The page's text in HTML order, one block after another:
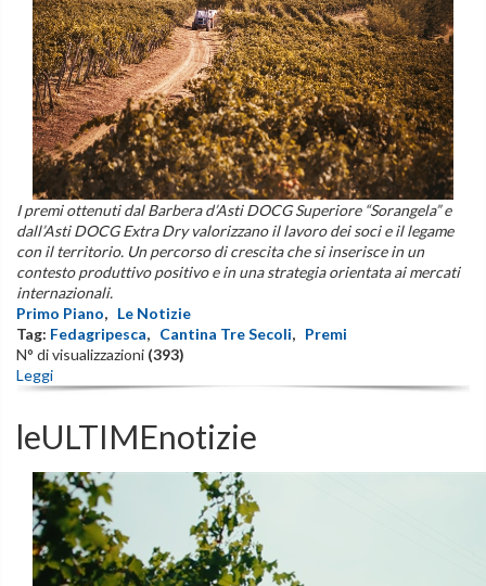
I premi ottenuti dal Barbera d’Asti DOCG Superiore “Sorangela” e
dall’Asti DOCG Extra Dry valorizzano il lavoro dei soci e il legame
con il territorio. Un percorso di crescita che si inserisce in un
contesto produttivo positivo e in una strategia orientata ai mercati
internazionali.
Primo Piano, Le Notizie
Tag: Fedagripesca, Cantina Tre Secoli, Premi
N° di visualizzazioni (393)
Leggi
leULTIMEnotizie